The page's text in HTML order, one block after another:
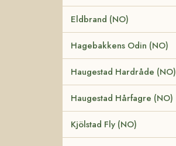
Eldbrand (NO)
Hagebakkens Odin (NO)
Haugestad Hardråde (NO)
Haugestad Hårfagre (NO)
Kjölstad Fly (NO)